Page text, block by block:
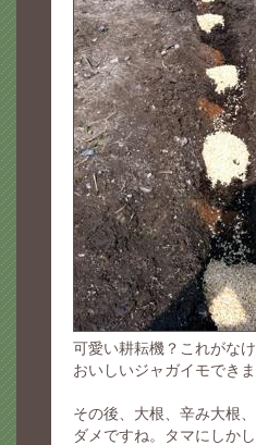
可愛い耕耘機？これがな
おいしいジャガイモできま
その後、大根、辛み大根
ダメですね。タマにしかし